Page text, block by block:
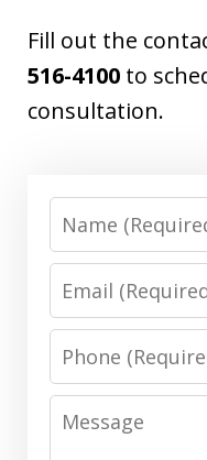
Fill out the
516-4100 to
consultation.
Name
Email
Phone
Message